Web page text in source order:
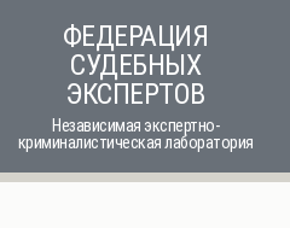
ФЕДЕРАЦИЯ
СУДЕБНЫХ
ЭКСПЕРТОВ
Независимая экспертно-
криминалистическая лаборатория